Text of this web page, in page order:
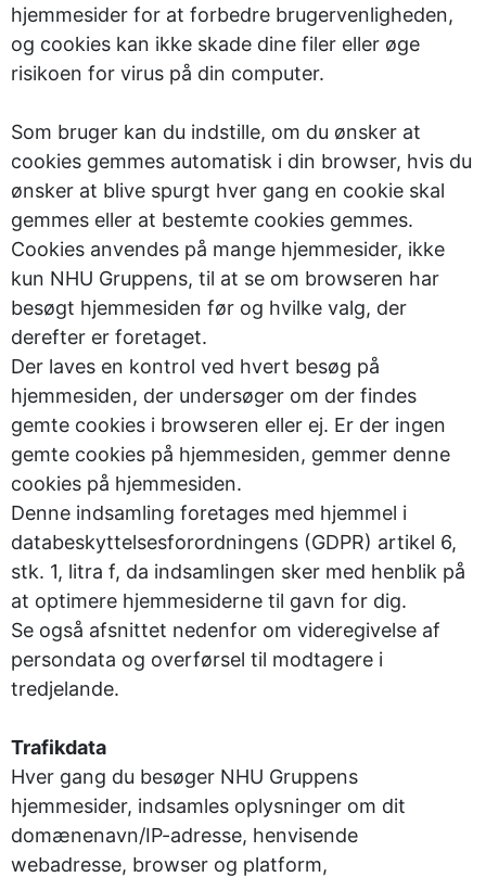
hjemmesider for at forbedre brugervenligheden,
og cookies kan ikke skade dine filer eller øge
risikoen for virus på din computer.
Som bruger kan du indstille, om du ønsker at
cookies gemmes automatisk i din browser, hvis du
ønsker at blive spurgt hver gang en cookie skal
gemmes eller at bestemte cookies gemmes.
Cookies anvendes på mange hjemmesider, ikke
kun NHU Gruppens, til at se om browseren har
besøgt hjemmesiden før og hvilke valg, der
derefter er foretaget.
Der laves en kontrol ved hvert besøg på
hjemmesiden, der undersøger om der findes
gemte cookies i browseren eller ej. Er der ingen
gemte cookies på hjemmesiden, gemmer denne
cookies på hjemmesiden.
Denne indsamling foretages med hjemmel i
databeskyttelsesforordningens (GDPR) artikel 6,
stk. 1, litra f, da indsamlingen sker med henblik på
at optimere hjemmesiderne til gavn for dig.
Se også afsnittet nedenfor om videregivelse af
persondata og overførsel til modtagere i
tredjelande.
Trafikdata
Hver gang du besøger NHU Gruppens
hjemmesider, indsamles oplysninger om dit
domænenavn/IP-adresse, henvisende
webadresse, browser og platform,